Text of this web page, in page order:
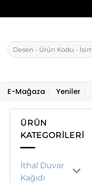
Ara:
E-Mağaza Yeniler
ÜRÜN
KATEGORILERI
İthal Duvar
Kağıdı